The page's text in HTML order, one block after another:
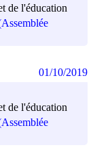
de l'éducation
de l'éducation
01/10/2019